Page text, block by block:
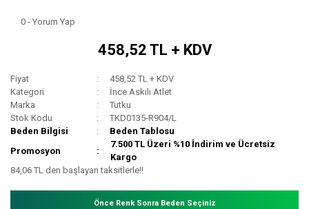
0 - Yorum Yap
458,52 TL + KDV
Fiyat
458,52 TL + KDV
Kategori
İnce Askılı Atlet
Marka
Tutku
Stok Kodu
TKD0135-R904/L
Beden Bilgisi
Beden Tablosu
Promosyon
7.500 TL Üzeri %10 İndirim ve Ücretsiz
Kargo
84,06 TL den başlayan taksitlerle!!
Önce Renk Sonra Beden Seçiniz